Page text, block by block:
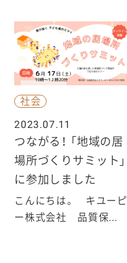
社会
2023.07.11
つながる！ 「地域の居
場所づくりサミット」
に参加しました
こんにちは。 キユーピ
ー株式会社 品質保...